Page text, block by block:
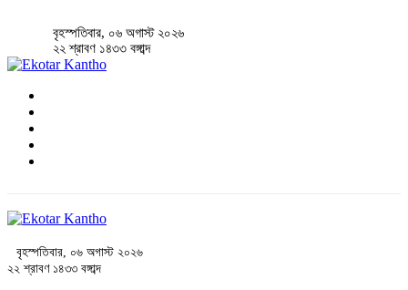
বৃহস্পতিবার, ০৬ অগাস্ট ২০২৬
২২ শ্রাবণ ১৪৩৩ বঙ্গাব্দ
বৃহস্পতিবার, ০৬ অগাস্ট ২০২৬
২২ শ্রাবণ ১৪৩৩ বঙ্গাব্দ